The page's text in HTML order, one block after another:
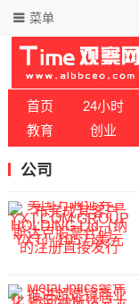
菜单
首页 24小时
教育
创业
公司